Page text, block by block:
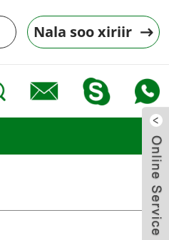
Nala soo xiriir